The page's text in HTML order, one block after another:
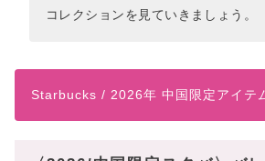
コレクションを見ていきましょう。
Starbucks / 2026年 中国限定アイテ